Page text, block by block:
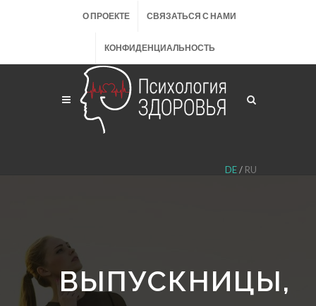
О ПРОЕКТЕ СВЯЗАТЬСЯ С НАМИ
КОНФИДЕНЦИАЛЬНОСТЬ
DE/ RU
ВЫПУСКНИЦЫ,